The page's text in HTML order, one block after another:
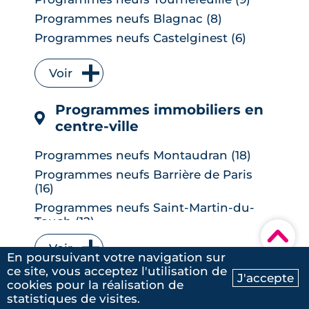
Ma recherche Contactez-nous
▾
Programmes neufs Blagnac (8)
Programmes neufs Castelginest (6)
Programmes neufs L'Union (6)
Programmes neufs Quint-Fonsegrives
(6)
Programmes neufs Bruguières (5)
Programmes neufs Saint-Orens-de-
Programmes neufs Auzeville-Tolosane
(4)
Programmes neufs Muret (4)
Programmes neufs Ramonville-Saint-
Programmes neufs Balma (3)
Programmes neufs Baziège (3)
Programmes neufs Castanet-Tolosan
(3)
Voir
Programmes immobiliers en
centre-ville
Programmes neufs Montaudran (18)
Programmes neufs Barrière de Paris
(16)
Programmes neufs Saint-Martin-du-
Touch (12)
Programmes neufs Borderouge (10)
Programmes neufs Saint Cyprien (10)
Programmes neufs Lardenne (8)
Programmes neufs La Roseraie (8)
Voir
En poursuivant votre navigation sur
ce site, vous acceptez l'utilisation de
cookies pour la réalisation de
statistiques de visites.
J'accepte